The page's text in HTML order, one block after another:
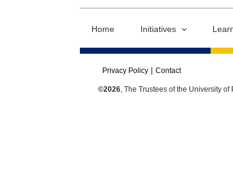
Home Initiatives
Privacy Policy Contact
©2026, The Trustees of the University